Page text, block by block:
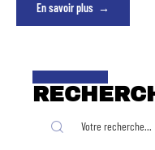
En savoir plus